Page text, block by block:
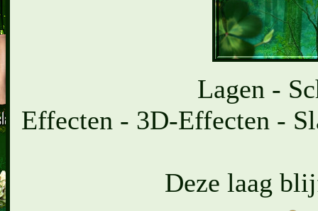
Lagen -
Effecten - 3D-Effecten -
Deze laag